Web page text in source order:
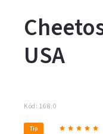
USA
Kód: 168.0
Tip